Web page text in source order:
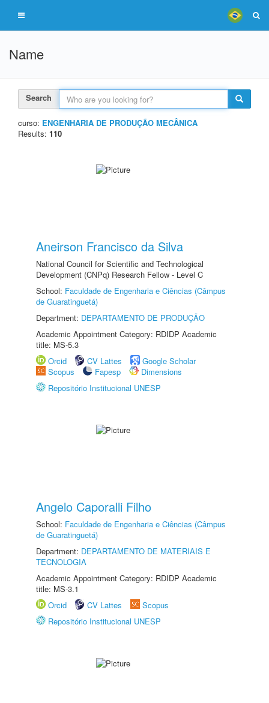
Name
Search
curso: ENGENHARIA DE PRODUÇÃO MECÂNICA
Results: 110
Aneirson Francisco da Silva
National Council for Scientific and Technological
Development (CNPq) Research Fellow - Level C
School: Faculdade de Engenharia e Ciências (Câmpus
de Guaratinguetá)
Department: DEPARTAMENTO DE PRODUÇÃO
Academic Appointment Category: RDIDP Academic
title: MS-5.3
Orcid
CV Lattes
Google Scholar
Scopus
Fapesp
Dimensions
Repositório Institucional UNESP
Angelo Caporalli Filho
School: Faculdade de Engenharia e Ciências (Câmpus
de Guaratinguetá)
Department: DEPARTAMENTO DE MATERIAIS E
TECNOLOGIA
Academic Appointment Category: RDIDP Academic
title: MS-3.1
Orcid
CV Lattes
Scopus
Repositório Institucional UNESP